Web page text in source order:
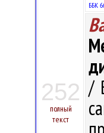
252
полный
текст
ББК
/